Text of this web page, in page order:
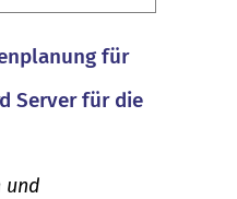
für
Server für die
und